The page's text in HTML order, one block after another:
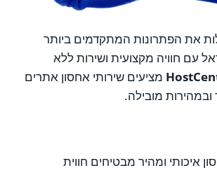
את הפתרונות המתקדמים ביותר
עם חוויה מקצועית ושירות ללא
מציעים שירותי אחסון אתרים
מובילה.
איכותי ומהיר מבטיחים חווית